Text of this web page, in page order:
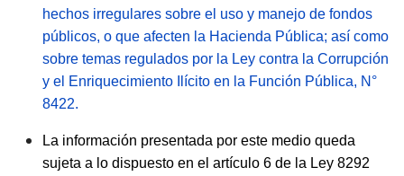
hechos irregulares sobre el uso y manejo de fondos
públicos, o que afecten la Hacienda Pública; así como
sobre temas regulados por la Ley contra la Corrupción
y el Enriquecimiento Ilícito en la Función Pública, N°
8422.
La información presentada por este medio queda
sujeta a lo dispuesto en el artículo 6 de la Ley 8292